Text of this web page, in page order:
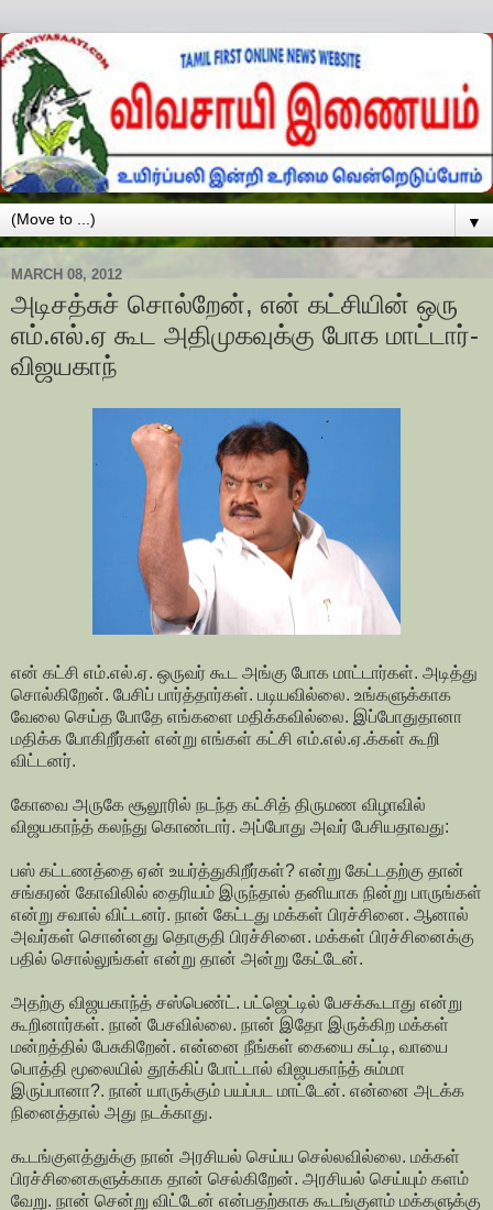
▼
MARCH 08, 2012
அடிசத்சுச் சொல்றேன், என் கட்சியின் ஒரு
எம்.எல்.ஏ கூட அதிமுகவுக்கு போக மாட்டார்-
விஜயகாந்
என் கட்சி எம்.எல்.ஏ. ஒருவர் கூட அங்கு போக மாட்டார்கள். அடித்து
சொல்கிறேன். பேசிப் பார்த்தார்கள். படியவில்லை. உங்களுக்காக
வேலை செய்த போதே எங்களை மதிக்கவில்லை. இப்போதுதானா
மதிக்க போகிறீர்கள் என்று எங்கள் கட்சி எம்.எல்.ஏ.க்கள் கூறி
விட்டனர்.
கோவை அருகே சூலூரில் நடந்த கட்சித் திருமண விழாவில்
விஜயகாந்த் கலந்து கொண்டார். அப்போது அவர் பேசியதாவது:
பஸ் கட்டணத்தை ஏன் உயர்த்துகிறீர்கள்? என்று கேட்டதற்கு தான்
சங்கரன் கோவிலில் தைரியம் இருந்தால் தனியாக நின்று பாருங்கள்
என்று சவால் விட்டனர். நான் கேட்டது மக்கள் பிரச்சினை. ஆனால்
அவர்கள் சொன்னது தொகுதி பிரச்சினை. மக்கள் பிரச்சினைக்கு
பதில் சொல்லுங்கள் என்று தான் அன்று கேட்டேன்.
அதற்கு விஜயகாந்த் சஸ்பெண்ட். பட்ஜெட்டில் பேசக்கூடாது என்று
கூறினார்கள். நான் பேசவில்லை. நான் இதோ இருக்கிற மக்கள்
மன்றத்தில் பேசுகிறேன். என்னை நீங்கள் கையை கட்டி, வாயை
பொத்தி மூலையில் தூக்கிப் போட்டால் விஜயகாந்த் சும்மா
இருப்பானா?. நான் யாருக்கும் பயப்பட மாட்டேன். என்னை அடக்க
நினைத்தால் அது நடக்காது.
கூடங்குளத்துக்கு நான் அரசியல் செய்ய செல்லவில்லை. மக்கள்
பிரச்சினைகளுக்காக தான் செல்கிறேன். அரசியல் செய்யும் களம்
வேறு. நான் சென்று விட்டேன் என்பதற்காக கூடங்குளம் மக்களுக்கு